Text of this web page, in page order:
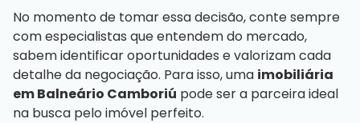
No momento de tomar essa decisão, conte sempre
com especialistas que entendem do mercado,
sabem identificar oportunidades e valorizam cada
detalhe da negociação. Para isso, uma imobiliária
em Balneário Camboriú pode ser a parceira ideal
na busca pelo imóvel perfeito.